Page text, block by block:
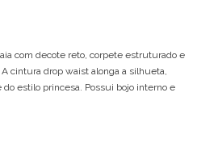
com decote reto, corpete estruturado e
cintura drop waist alonga a silhueta,
do estilo princesa. Possui bojo interno e